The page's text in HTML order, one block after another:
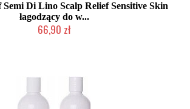
Di Lino Scalp Relief Sensitive Skin
łagodzący do w...
66,90 zł